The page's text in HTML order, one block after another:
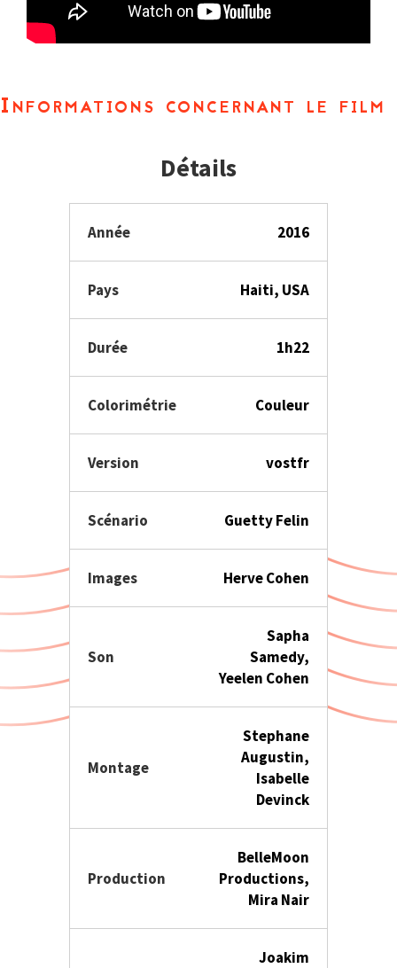
Informations concernant le film
Détails
Année 2016
Pays Haiti, USA
Durée 1h22
Colorimétrie Couleur
Version vostfr
Scénario Guetty Felin
Images Herve Cohen
Son
Sapha
Samedy,
Yeelen Cohen
Montage
Stephane
Augustin,
Isabelle
Devinck
Production
BelleMoon
Productions,
Mira Nair
Joakim